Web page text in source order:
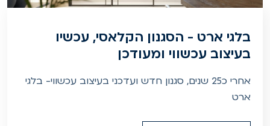
בלגי ארט - הסגנון הקלאסי, עכשיו
בעיצוב עכשווי ומעודכן
אחרי כ25 שנים, סגנון חדש ועדכני בעיצוב עכשווי- בלגי
ארט